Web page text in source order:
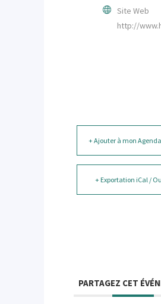
Site Web
http://
+ Ajouter à mon
+ Exportation iCal /
PARTAGEZ CET